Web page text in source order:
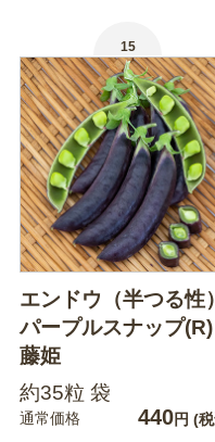
15
エンドウ（半つる性）
パープルスナップ(R)
藤姫
約35粒 袋
通常価格 440円 (